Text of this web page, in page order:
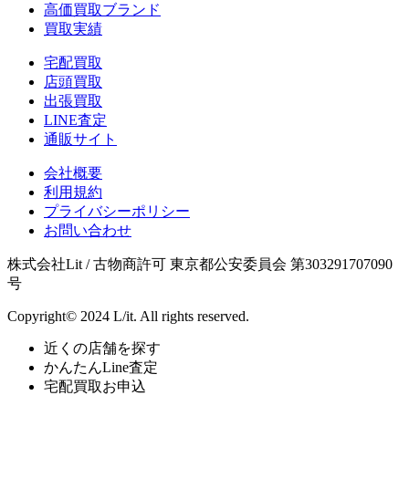
高価買取ブランド
買取実績
宅配買取
店頭買取
出張買取
LINE査定
通販サイト
会社概要
利用規約
プライバシーポリシー
お問い合わせ
株式会社Lit / 古物商許可 東京都公安委員会 第303291707090
号
Copyright© 2024 L/it. All rights reserved.
近くの店舗を探す
かんたんLine査定
宅配買取お申込